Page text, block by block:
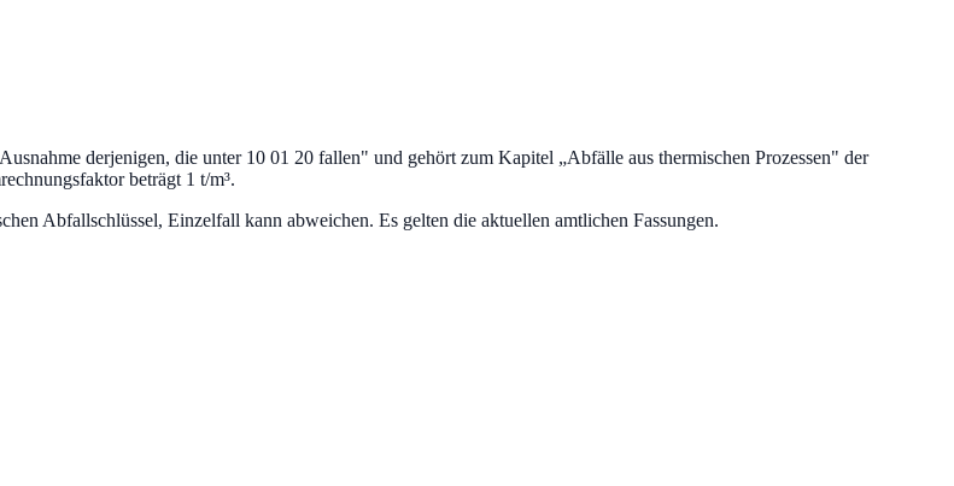
derjenigen, die unter 10 01 20 fallen" und gehört zum Kapitel „Abfälle aus thermischen Prozessen" der
beträgt 1 t/m³.
Abfallschlüssel, Einzelfall kann abweichen. Es gelten die aktuellen amtlichen Fassungen.